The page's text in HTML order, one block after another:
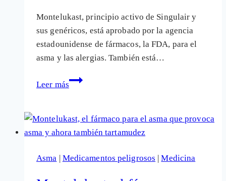
Montelukast, principio activo de Singulair y
sus genéricos, está aprobado por la agencia
estadounidense de fármacos, la FDA, para el
asma y las alergias. También está…
Leer más
Cuidado
fármaco
para
asma
Asma | Medicamentos peligrosos |Medicina